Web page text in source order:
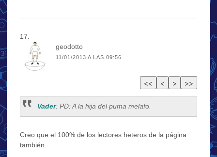
geodotto
11/01/2013 A LAS 09:56
Vader: PD: A la hija del puma melafo.
Creo que el 100% de los lectores heteros de la página
también.